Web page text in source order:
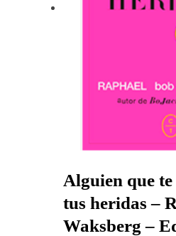
Alguien que
tus heridas –
Waksberg –